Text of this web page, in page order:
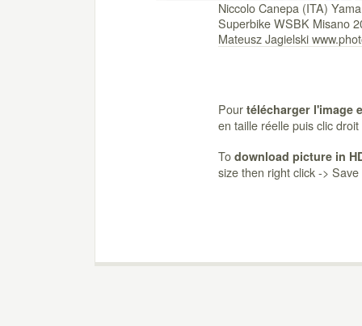
Niccolo Canepa (ITA)
Superbike WSBK Misano
Mateusz Jagielski
Pour télécharger l'image
en taille réelle puis clic
To download picture in
size then right click ->